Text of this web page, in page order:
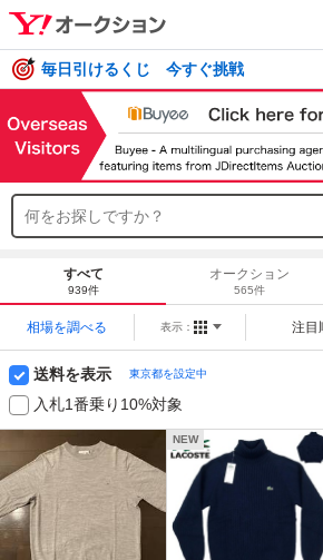
毎日引けるくじ 今すぐ挑戦
すべて
939件
オークション
565件
相場を調べる 表示： 注目
送料を表示 東京都を設定中
入札1番乗り10%対象
NEW